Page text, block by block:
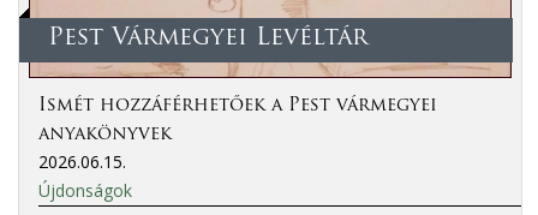
Pest Vármegyei Levéltár
Ismét hozzáférhetőek a Pest vármegyei
anyakönyvek
2026.06.15.
Újdonságok